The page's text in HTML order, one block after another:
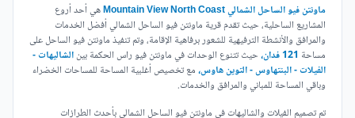
ماونتن فيو الساحل الشمالي Mountain View North Coast
هي أحد أروع
المشاريع الساحلية،حيث تقدم قرية ماونتن فيو الساحل الشمالي أفضل الخدمات
والمرافق والأنشطة الترفيهية للشعور برفاهية الإقامة، وتم تنفيذ ماونتن فيو الساحل على
مساحة 121 فدان، حيث تتنوع الوحدات في ماونتن فيو راس الحكمة بينالشاليهات -
الفيلات - البنتهاوس - التوين هاوس،مع تخصيص أغلبية المساحة للمساحات الخضراء
وباقي المساحة للمباني والمرافق والخدمات.
تم تصميم الفيلات والشاليهات في ماونتن فيو الساحل الشمالي بأحدث الطرازات